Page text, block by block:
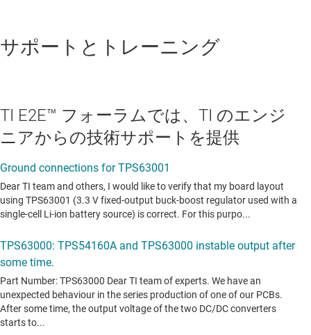
サポートとトレーニング
TI E2E™ フォーラムでは、TI のエンジ
ニアからの技術サポートを提供